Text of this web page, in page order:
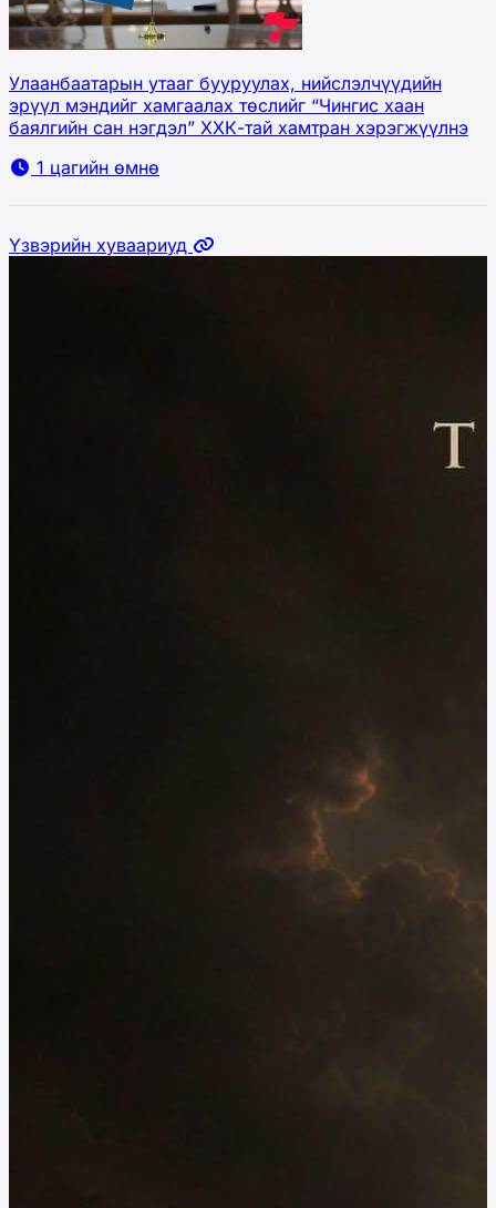
Улаанбаатарын утааг бууруулах, нийслэлчүүдийн
эрүүл мэндийг хамгаалах төслийг “Чингис хаан
баялгийн сан нэгдэл” ХХК-тай хамтран хэрэгжүүлнэ
1 цагийн өмнө
Үзвэрийн хуваариуд